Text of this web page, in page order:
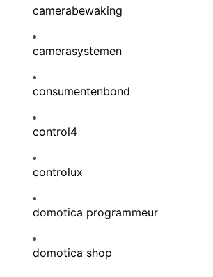
camerabewaking
camerasystemen
consumentenbond
control4
controlux
domotica programmeur
domotica shop